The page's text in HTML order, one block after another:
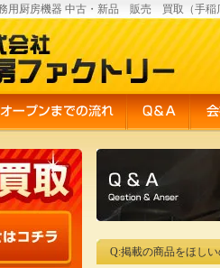
用厨房機器 中古・新品 販売 買取（手稲
Q:掲載の商品をほし